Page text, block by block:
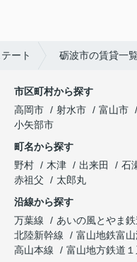
ート 砺波市の賃貸一
市区町村から探す
高岡市
射水市 富山市
小矢部市
町名から探す
野村
木津 出来田 石
赤祖父
太郎丸
沿線から探す
万葉線
あいの風とやま鉄
北陸新幹線
富山地鉄富
高山本線
富山地方鉄道